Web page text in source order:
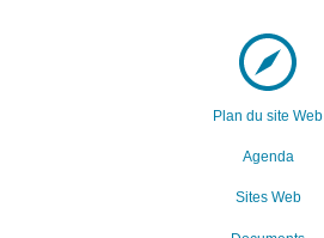
Plan du site Web
Agenda
Sites Web